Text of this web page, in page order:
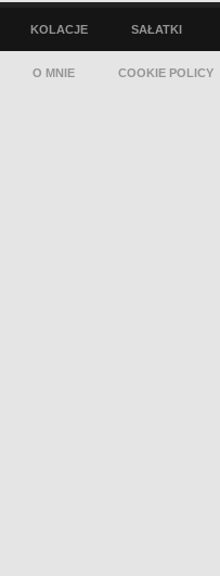
KOLACJE SAŁATKI
O MNIE COOKIE POLICY